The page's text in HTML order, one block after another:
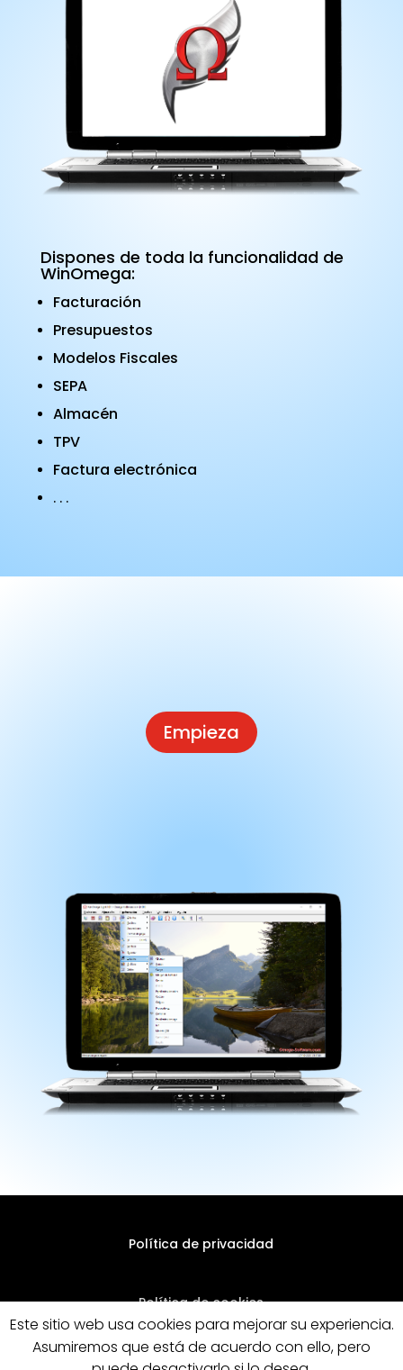
Dispones de toda la funcionalidad de
WinOmega:
Facturación
Presupuestos
Modelos Fiscales
SEPA
Almacén
TPV
Factura electrónica
. . .
Empieza
Política de privacidad
Política de cookies
Condiciones legales de venta
Este sitio web usa cookies para mejorar su experiencia.
Asumiremos que está de acuerdo con ello, pero